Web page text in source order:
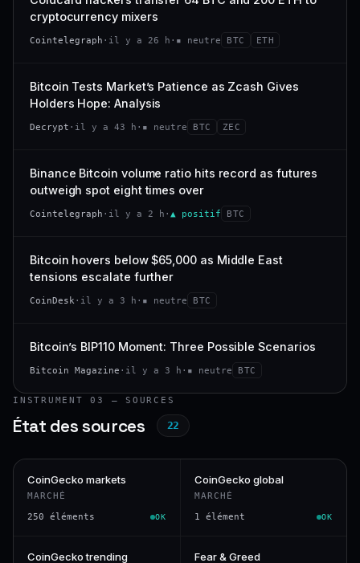
CONFIANCE
VAR. 7 J
CONFIANCE
cryptocurrency mixers
Cointelegraph · il y a 26 h · ▪ neutre BTC ETH
Bitcoin Tests Market’s Patience as Zcash Gives
Holders Hope: Analysis
Decrypt · il y a 43 h · ▪ neutre BTC ZEC
Binance Bitcoin volume ratio hits record as futures
outweigh spot eight times over
Cointelegraph · il y a 2 h · ▲ positif BTC
Bitcoin hovers below $65,000 as Middle East
tensions escalate further
CoinDesk · il y a 3 h · ▪ neutre BTC
Bitcoin’s BIP110 Moment: Three Possible Scenarios
Bitcoin Magazine · il y a 3 h · ▪ neutre BTC
INSTRUMENT 03 — SOURCES
État des sources 22
CoinGecko markets
MARCHÉ
250 éléments OK
CoinGecko global
MARCHÉ
1 élément OK
CoinGecko trending
Fear & Greed